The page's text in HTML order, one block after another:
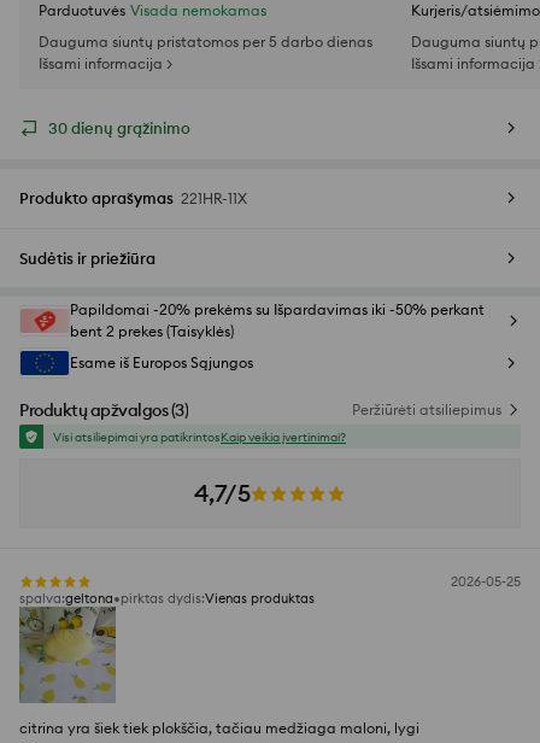
Parduotuvės Visada nemokamas
Dauguma siuntų pristatomos per 5 darbo dienas
Išsami informacija >
Kurjeris/
Dauguma siuntų
Išsami informacija
30 dienų grąžinimo
Produkto aprašymas 221HR-11X
Sudėtis ir priežiūra
Papildomai -20% prekėms su Išpardavimas iki -50% perkant
bent 2 prekes (Taisyklės)
Esame iš Europos Sąjungos
Produktų apžvalgos(3) Peržiūrėti atsiliepimus
Visi atsiliepimai yra patikrintosKaip veikia įvertinimai?
4,7/5
2026-05-25
spalva:geltona pirktas dydis:Vienas produktas
citrina yra šiek tiek plokščia, tačiau medžiaga maloni, lygi